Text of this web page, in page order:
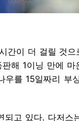
간이 더 걸릴 것
해 1이닝 만에 마
우를 15일짜리 부
되고 있다. 다저스